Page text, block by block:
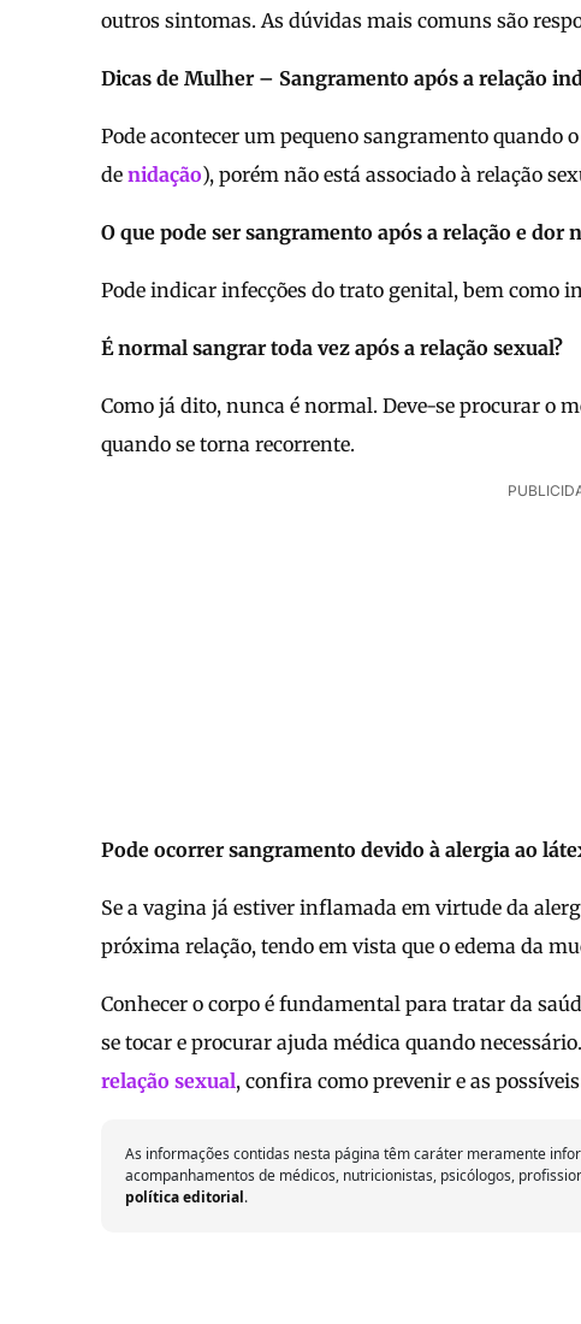
outros sintomas. As dúvidas mais comuns são
Dicas de Mulher – Sangramento após a relação
Pode acontecer um pequeno sangramento quando
de nidação), porém não está associado à relação
O que pode ser sangramento após a relação e dor
Pode indicar infecções do trato genital, bem como
É normal sangrar toda vez após a relação sexual?
Como já dito, nunca é normal. Deve-se procurar o
quando se torna recorrente.
Pode ocorrer sangramento devido à alergia ao
Se a vagina já estiver inflamada em virtude da
próxima relação, tendo em vista que o edema da
Conhecer o corpo é fundamental para tratar da
se tocar e procurar ajuda médica quando
relação sexual, confira como prevenir e as possíveis
As informações contidas nesta página têm caráter meramente
acompanhamentos de médicos, nutricionistas, psicólogos,
política editorial.